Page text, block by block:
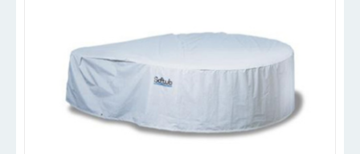
AUSFÜHRUNG WÄHLEN
PRODUKT
MEHRERE
VARIANTEN
DETAILS